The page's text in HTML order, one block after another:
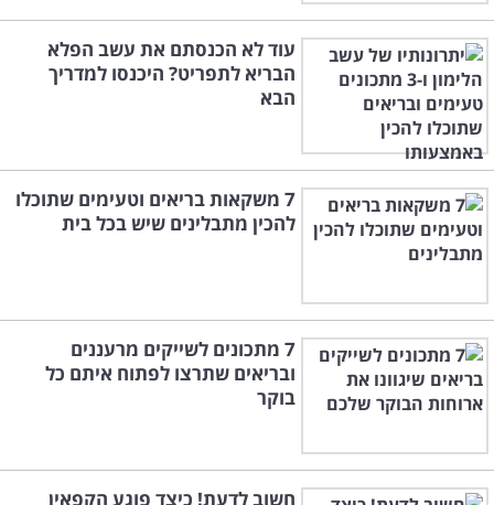
עוד לא הכנסתם את עשב הפלא
הבריא לתפריט? היכנסו למדריך
הבא
7 משקאות בריאים וטעימים שתוכלו
להכין מתבלינים שיש בכל בית
7 מתכונים לשייקים מרעננים
ובריאים שתרצו לפתוח איתם כל
בוקר
חשוב לדעת! כיצד פוגע הקפאין